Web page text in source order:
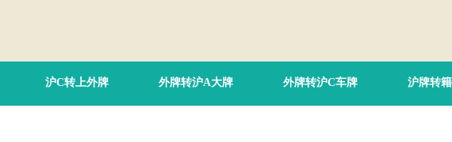
沪C转上外牌 外牌转沪A大牌 外牌转沪C车牌 沪牌转